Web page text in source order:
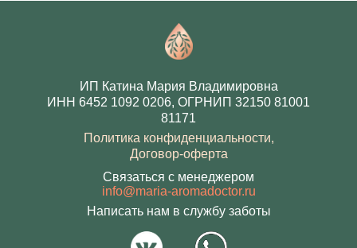
ИП Катина Мария Владимировна
ИНН 6452 1092 0206, ОГРНИП 32150 81001
81171
Политика конфиденциальности,
Договор-оферта
Связаться с менеджером
Написать нам в службу заботы
info@maria-aromadoctor.ru